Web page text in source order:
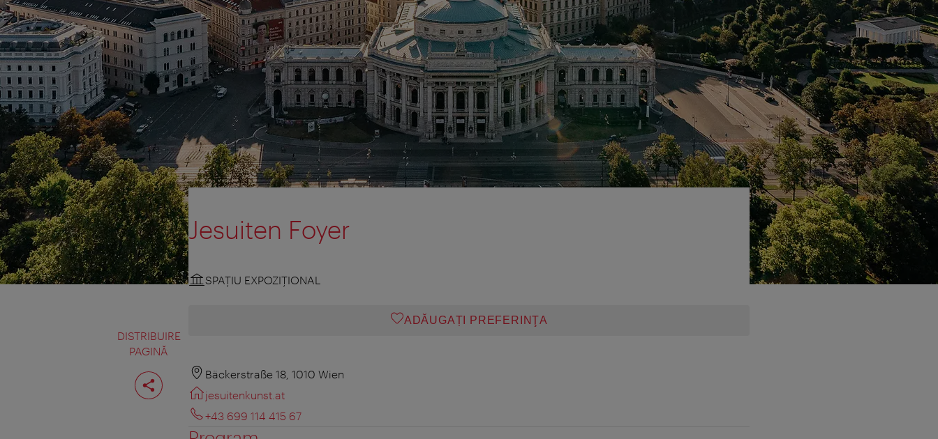
DISTRIBUIRE
PAGINĂ
Distribuiţi
pagina
Jesuiten Foyer
SPAŢIU EXPOZIŢIONAL
ADĂUGAȚI PREFERINŢA
Bäckerstraße 18, 1010 Wien
jesuitenkunst.at
+43 699 114 415 67